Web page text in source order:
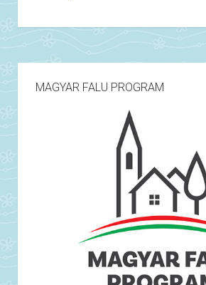
MAGYAR FALU PROGRAM